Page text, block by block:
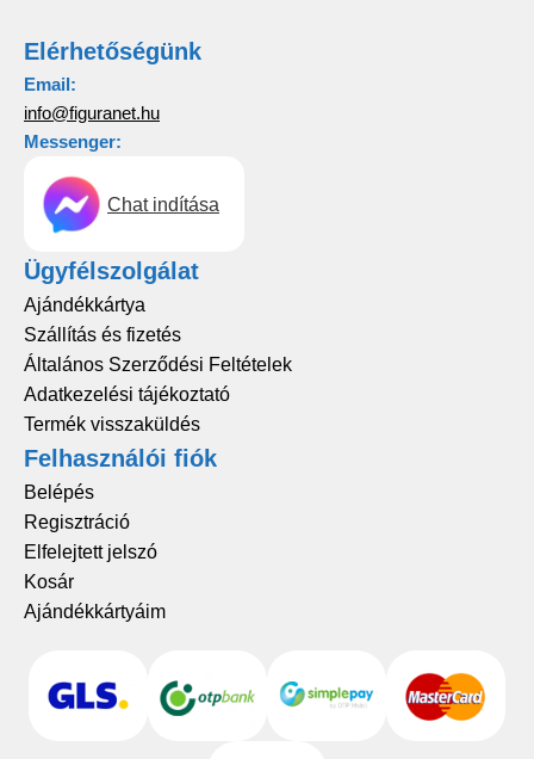
Elérhetőségünk
Email:
info@figuranet.hu
Messenger:
Chat indítása
Ügyfélszolgálat
Ajándékkártya
Szállítás és fizetés
Általános Szerződési Feltételek
Adatkezelési tájékoztató
Termék visszaküldés
Felhasználói fiók
Belépés
Regisztráció
Elfelejtett jelszó
Kosár
Ajándékkártyáim